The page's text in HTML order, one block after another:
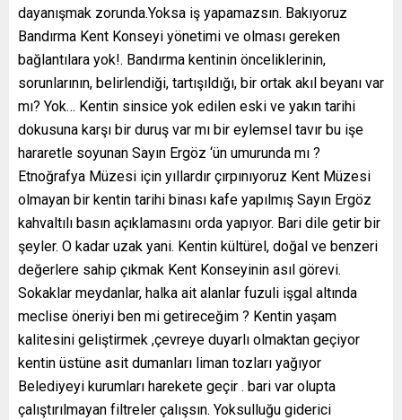
dayanışmak zorunda.Yoksa iş yapamazsın. Bakıyoruz
Bandırma Kent Konseyi yönetimi ve olması gereken
bağlantılara yok!. Bandırma kentinin önceliklerinin,
sorunlarının, belirlendiği, tartışıldığı, bir ortak akıl beyanı var
mı? Yok… Kentin sinsice yok edilen eski ve yakın tarihi
dokusuna karşı bir duruş var mı bir eylemsel tavır bu işe
hararetle soyunan Sayın Ergöz ‘ün umurunda mı ?
Etnoğrafya Müzesi için yıllardır çırpınıyoruz Kent Müzesi
olmayan bir kentin tarihi binası kafe yapılmış Sayın Ergöz
kahvaltılı basın açıklamasını orda yapıyor. Bari dile getir bir
şeyler. O kadar uzak yani. Kentin kültürel, doğal ve benzeri
değerlere sahip çıkmak Kent Konseyinin asıl görevi.
Sokaklar meydanlar, halka ait alanlar fuzuli işgal altında
meclise öneriyi ben mi getireceğim ? Kentin yaşam
kalitesini geliştirmek ,çevreye duyarlı olmaktan geçiyor
kentin üstüne asit dumanları liman tozları yağıyor
Belediyeyi kurumları harekete geçir . bari var olupta
çalıştırılmayan filtreler çalışsın. Yoksulluğu giderici